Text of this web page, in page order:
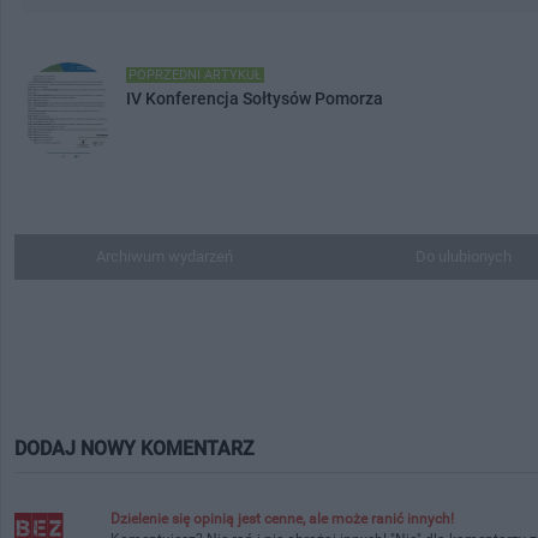
POPRZEDNI ARTYKUŁ
IV Konferencja Sołtysów Pomorza
DODAJ NOWY KOMENTARZ
Dzielenie się opinią jest cenne, ale może ranić innych!